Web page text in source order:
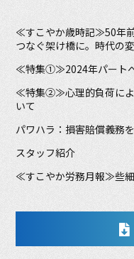
≪すこやか歳時記≫50年
つなぐ架け橋に。時代の
≪特集①≫2024年パート
≪特集②≫心理的負荷によ
いて
パワハラ：損害賠償義務
スタッフ紹介
≪すこやか労務月報≫些細